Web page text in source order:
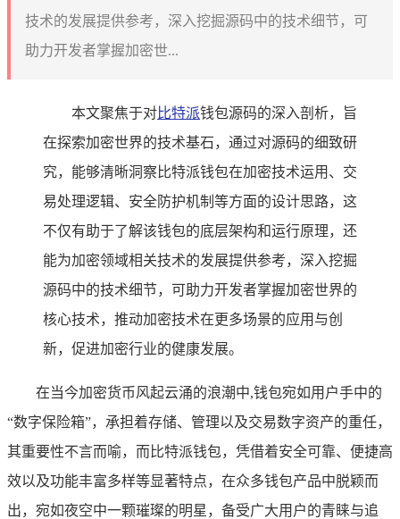
技术的发展提供参考，深入挖掘源码中的技术细节，可
助力开发者掌握加密世...
本文聚焦于对比特派钱包源码的深入剖析，旨
在探索加密世界的技术基石，通过对源码的细致研
究，能够清晰洞察比特派钱包在加密技术运用、交
易处理逻辑、安全防护机制等方面的设计思路，这
不仅有助于了解该钱包的底层架构和运行原理，还
能为加密领域相关技术的发展提供参考，深入挖掘
源码中的技术细节，可助力开发者掌握加密世界的
核心技术，推动加密技术在更多场景的应用与创
新，促进加密行业的健康发展。
在当今加密货币风起云涌的浪潮中,钱包宛如用户手中的
“数字保险箱”，承担着存储、管理以及交易数字资产的重任，
其重要性不言而喻，而比特派钱包，凭借着安全可靠、便捷高
效以及功能丰富多样等显著特点，在众多钱包产品中脱颖而
出，宛如夜空中一颗璀璨的明星，备受广大用户的青睐与追